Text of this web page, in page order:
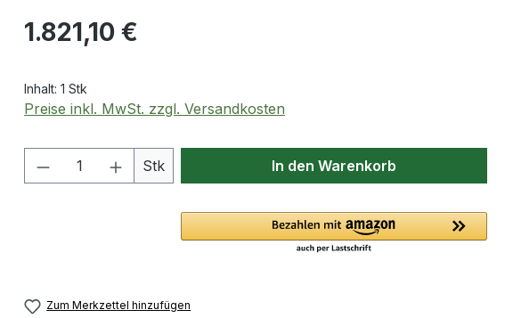
Regulärer Preis:
1.821,10 €
Inhalt: 1 Stk
Preise inkl. MwSt. zzgl. Versandkosten
Produkt Anzahl: Gib den gewünschten Wert
Stk In den Warenkorb
Zum Merkzettel hinzufügen